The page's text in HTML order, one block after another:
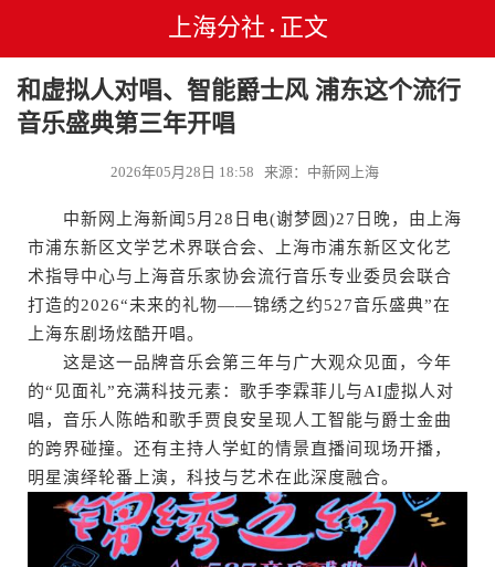
上海分社 • 正文
和虚拟人对唱、智能爵士风 浦东这个流行
音乐盛典第三年开唱
2026年05月28日 18:58 来源：中新网上海
中新网上海新闻5月28日电(谢梦圆)27日晚，由上海
市浦东新区文学艺术界联合会、上海市浦东新区文化艺
术指导中心与上海音乐家协会流行音乐专业委员会联合
打造的2026“未来的礼物——锦绣之约527音乐盛典”在
上海东剧场炫酷开唱。
这是这一品牌音乐会第三年与广大观众见面，今年
的“见面礼”充满科技元素：歌手李霖菲儿与AI虚拟人对
唱，音乐人陈皓和歌手贾良安呈现人工智能与爵士金曲
的跨界碰撞。还有主持人学虹的情景直播间现场开播，
明星演绎轮番上演，科技与艺术在此深度融合。